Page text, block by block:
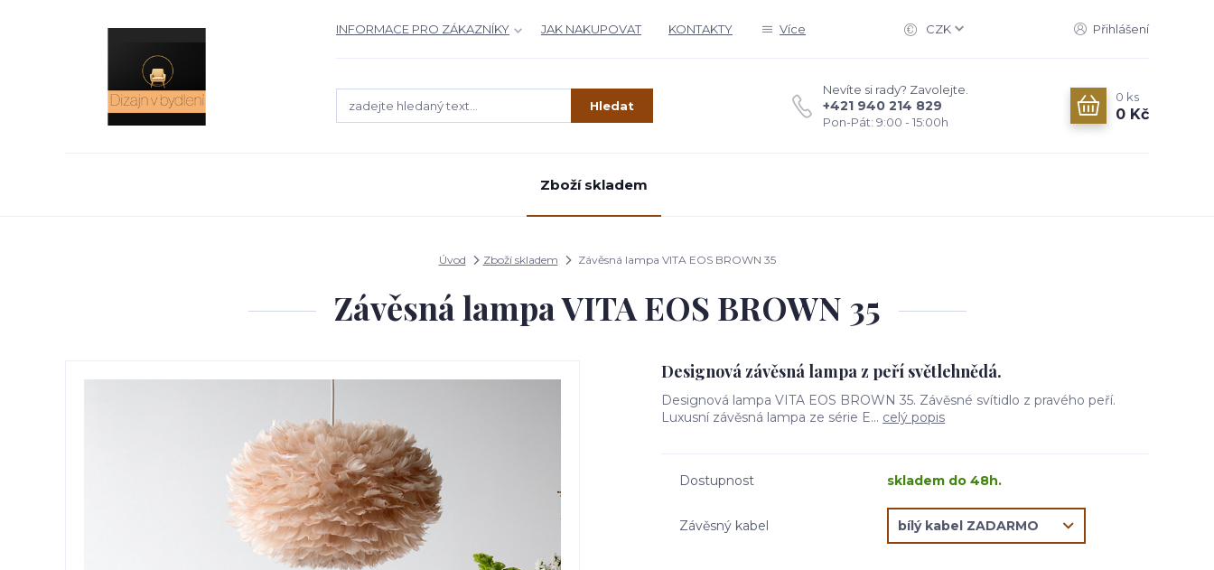
INFORMACE PRO ZÁKAZNÍKY JAK NAKUPOVAT KONTAKTY Více CZK Přihlášení
Hledat
Nevíte si rady? Zavolejte.
+421 940 214 829
Pon-Pát: 9:00 - 15:00h
0 ks
0 Kč
Zboží skladem
Úvod Zboží skladem Závěsná lampa VITA EOS BROWN 35
Závěsná lampa VITA EOS BROWN 35
Designová závěsná lampa z peří světlehnědá.
Designová lampa VITA EOS BROWN 35. Závěsné svítidlo z pravého peří.
Luxusní závěsná lampa ze série E... celý popis
Dostupnost skladem do 48h.
Závěsný kabel